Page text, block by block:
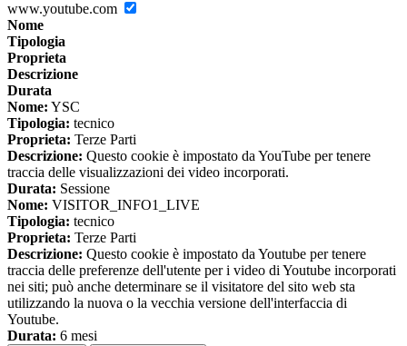
www.youtube.com
Nome
Tipologia
Proprieta
Descrizione
Durata
Nome: YSC
Tipologia: tecnico
Proprieta: Terze Parti
Descrizione: Questo cookie è impostato da YouTube per tenere
traccia delle visualizzazioni dei video incorporati.
Durata: Sessione
Nome: VISITOR_INFO1_LIVE
Tipologia: tecnico
Proprieta: Terze Parti
Descrizione: Questo cookie è impostato da Youtube per tenere
traccia delle preferenze dell'utente per i video di Youtube incorporati
nei siti; può anche determinare se il visitatore del sito web sta
utilizzando la nuova o la vecchia versione dell'interfaccia di
Youtube.
Durata: 6 mesi